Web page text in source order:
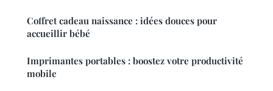
Coffret cadeau naissance : idées douces pour
accueillir bébé
Imprimantes portables : boostez votre productivité
mobile